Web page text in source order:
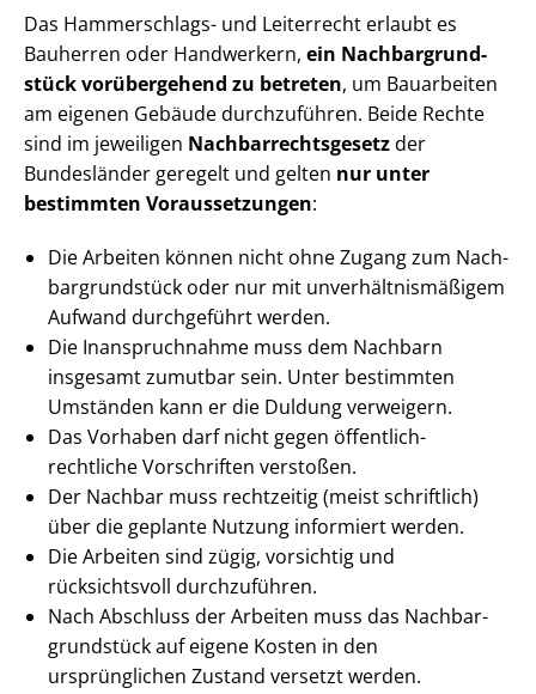
Das Hammerschlags- und Leiterrecht erlaubt es
Bauherren oder Handwerkern, ein Nach­bar­grund­
stück vorübergehend zu betreten, um Bauarbeiten
am eigenen Gebäude durchzuführen. Beide Rechte
sind im jeweiligen Nach­bar­rechts­ge­setzder
Bundesländer geregelt und gelten nur unter
bestimmten Voraussetzungen:
Die Arbeiten können nicht ohne Zugang zum Nach­
bar­grund­stück oder nur mit un­ver­hält­nis­mä­ßi­gem
Aufwand durchgeführt werden.
Die Inanspruchnahme muss dem Nachbarn
insgesamt zumutbar sein. Unter bestimmten
Umständen kann er die Duldung verweigern.
Das Vorhaben darf nicht gegen öffentlich-
rechtliche Vorschriften verstoßen.
Der Nachbar muss rechtzeitig (meist schriftlich)
über die geplante Nutzung informiert werden.
Die Arbeiten sind zügig, vorsichtig und
rücksichtsvoll durchzuführen.
Nach Abschluss der Arbeiten muss das Nach­bar­
grund­stück auf eigene Kosten in den
ursprünglichen Zustand versetzt werden.